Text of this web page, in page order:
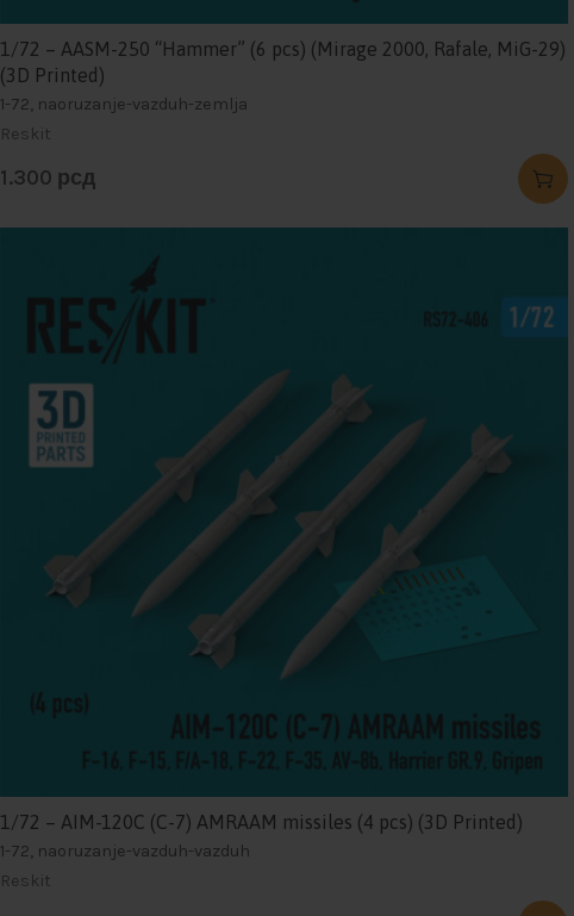
1/72 – AASM-250 “Hammer” (6 pcs) (Mirage 2000, Rafale, MiG-29)
(3D Printed)
1-72, naoruzanje-vazduh-zemlja
Reskit
1.300 рсд
1/72 – AIM-120C (C-7) AMRAAM missiles (4 pcs) (3D Printed)
1-72, naoruzanje-vazduh-vazduh
Reskit